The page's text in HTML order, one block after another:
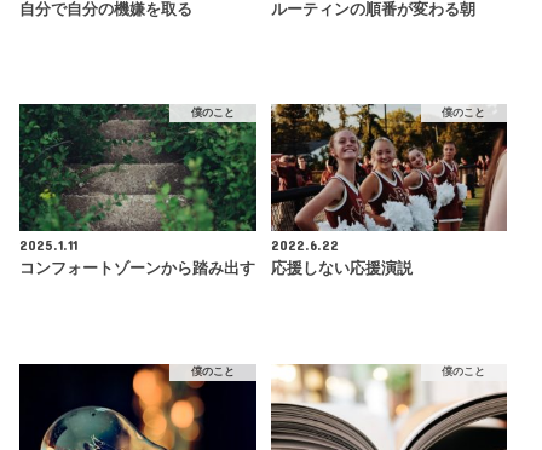
自分で自分の機嫌を取る
ルーティンの順番が変わる朝
僕のこと
2025.1.11
コンフォートゾーンから踏み出す
僕のこと
2022.6.22
応援しない応援演説
僕のこと 僕のこと